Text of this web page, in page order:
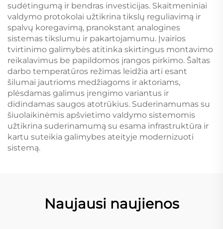
sudėtingumą ir bendras investicijas. Skaitmeniniai
valdymo protokolai užtikrina tikslų reguliavimą ir
spalvų koregavimą, pranokstant analogines
sistemas tikslumu ir pakartojamumu. Įvairios
tvirtinimo galimybės atitinka skirtingus montavimo
reikalavimus be papildomos įrangos pirkimo. Šaltas
darbo temperatūros režimas leidžia arti esant
šilumai jautrioms medžiagoms ir aktoriams,
plėsdamas galimus įrengimo variantus ir
didindamas saugos atotrūkius. Suderinamumas su
šiuolaikinėmis apšvietimo valdymo sistemomis
užtikrina suderinamumą su esama infrastruktūra ir
kartu suteikia galimybes ateityje modernizuoti
sistemą.
Naujausi naujienos